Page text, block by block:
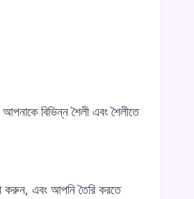
বিভিন্ন শৈলী এবং শৈলীতে
এবং আপনি তৈরি করতে